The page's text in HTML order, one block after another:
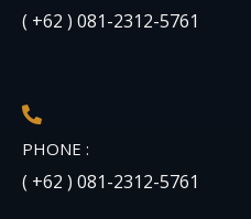
( +62 ) 081-2312-5761
PHONE :
( +62 ) 081-2312-5761